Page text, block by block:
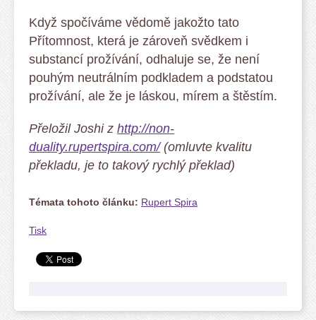
Když spočíváme vědomě jakožto tato
Přítomnost, která je zároveň svědkem i
substancí prožívání, odhaluje se, že není
pouhým neutrálním podkladem a podstatou
prožívání, ale že je láskou, mírem a štěstím.
Přeložil Joshi z http://non-
duality.rupertspira.com/(omluvte kvalitu
překladu, je to takový rychlý překlad)
Témata tohoto článku: Rupert Spira
Tisk